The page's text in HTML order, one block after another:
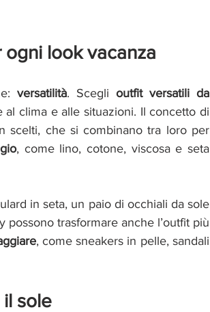
look vacanza
versatilità. Scegli outfit versatili da
scelti, che si combinano tra loro per
, come lino, cotone, viscosa e seta
in seta, un paio di occhiali da sole
trasformare anche l’outfit più
, come sneakers in pelle, sandali
sole